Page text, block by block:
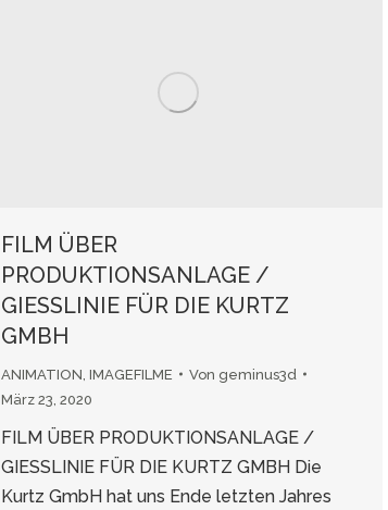
FILM ÜBER
PRODUKTIONSANLAGE /
GIESSLINIE FÜR DIE KURTZ
GMBH
ANIMATION IMAGEFILME Von geminus3d
März 23, 2020
FILM ÜBER PRODUKTIONSANLAGE /
GIESSLINIE FÜR DIE KURTZ GMBH Die
Kurtz GmbH hat uns Ende letzten Jahres